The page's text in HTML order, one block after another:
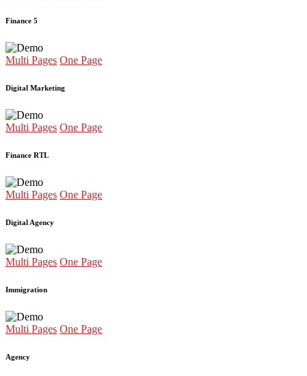
Finance 5
Multi Pages One Page
Digital Marketing
Multi Pages One Page
Finance RTL
Multi Pages One Page
Digital Agency
Multi Pages One Page
Immigration
Multi Pages One Page
Agency